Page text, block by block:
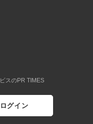
スのPR TIMES
ログイン